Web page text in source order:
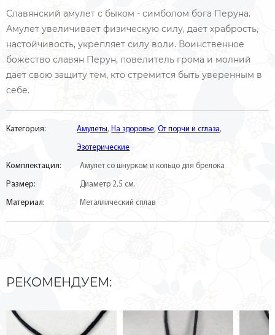
Славянский амулет с быком - симболом бога Перуна.
Амулет увеличивает физическую силу, дает храбрость,
настойчивость, укрепляет силу воли. Воинственное
божество славян Перун, повелитель грома и молний
дает свою защиту тем, кто стремится быть уверенным в
себе.
Категория: Амулеты, На здоровье,От порчи и сглаза,
Эзотерические
Комплектация: Амулет со шнурком и кольцо для брелока
Размер: Диаметр 2,5 см.
Материал: Металлический сплав
РЕКОМЕНДУЕМ: